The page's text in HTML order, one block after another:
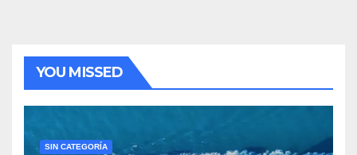
YOU MISSED
SIN CATEGORÍA